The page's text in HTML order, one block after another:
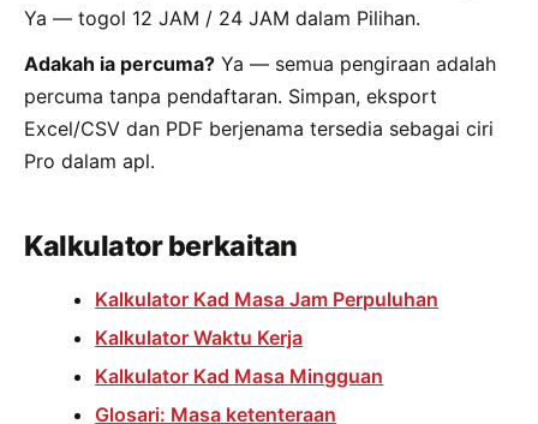
Ya — togol 12 JAM / 24 JAM dalam Pilihan.
Adakah ia percuma? Ya — semua pengiraan adalah
percuma tanpa pendaftaran. Simpan, eksport
Excel/CSV dan PDF berjenama tersedia sebagai ciri
Pro dalam apl.
Kalkulator berkaitan
Kalkulator Kad Masa Jam Perpuluhan
Kalkulator Waktu Kerja
Kalkulator Kad Masa Mingguan
Glosari: Masa ketenteraan